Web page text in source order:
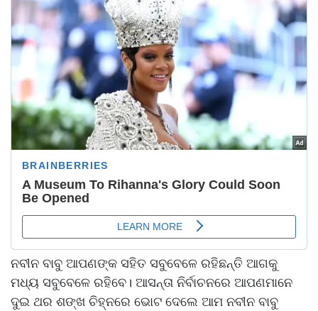
ନବୀନ ବାବୁ ଆପଣଙ୍କ ସହିତ ସବୁବେଳେ ରହିଛନ୍ତି ଆଗକୁ
ମଧ୍ୟ ସବୁବେଳେ ରହିବେ। ଆସନ୍ତା ନିର୍ବାଚନରେ ଆପଣମାନେ
ଦୁଇ ଥର ଶଙ୍ଖ ଚିହ୍ନରେ ଭୋଟ ଦେଲେ ଆମ ନବୀନ ବାବୁ